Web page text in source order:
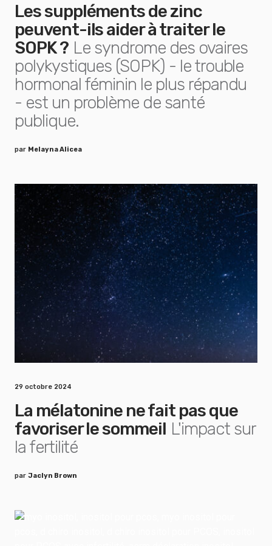
Les suppléments de zinc
peuvent-ils aider à traiter le
SOPK ? Le syndrome des ovaires
polykystiques (SOPK) - le trouble
hormonal féminin le plus répandu
- est un problème de santé
publique.
par Melayna Alicea
29 octobre 2024
La mélatonine ne fait pas que
favoriser le sommeil L'impact sur
la fertilité
par Jaclyn Brown